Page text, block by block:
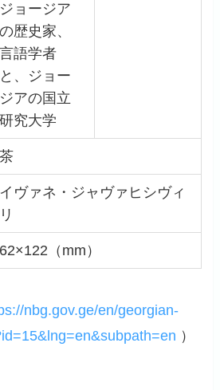
ジョージア
の歴史家、
言語学者
と、ジョー
ジアの国立
研究大学
茶
イヴァネ・ジャヴァヒシヴィ
リ
62×122（mm）
nbg.gov.ge/en/georgian-
）